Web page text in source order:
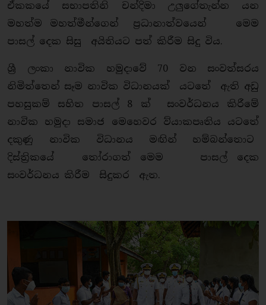
ඒකකයේ සභාපතිනි චන්දිමා උලුගේතැන්න යන
මහත්ම මහත්මීන්ගෙන් ප්‍රධානාත්වයෙන් මෙම
පාසල් දෙක සිසු අයිතියට පත් කිරීම සිදු විය.
ශ්‍රී ලංකා නාවික හමුදාවේ 70 වන සංවත්සරය
නිමිත්තෙන් සෑම නාවික විධානයක් යටතේ ඇති අඩු
පහසුකම් සහිත පාසල් 8 ක් සංවර්ධනය කිරීමේ
නාවික හමුදා සමාජ මෙහෙවර ව්යාකපෘතිය යටතේ
දකුණු නාවික විධානය මඟින් හම්බන්තොට
දිස්ත්‍රිකයේ තෝරාගත් මෙම පාසල් දෙක
සංවර්ධනය කිරීම සිදුකර ඇත.